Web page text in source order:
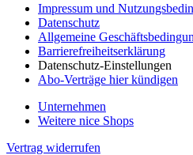
Impressum und
Datenschutz
Allgemeine
Barrierefreiheitserklärung
Datenschutz-Einstellungen
Abo-Verträge hier kündigen
Unternehmen
Weitere nice Shops
Vertrag widerrufen